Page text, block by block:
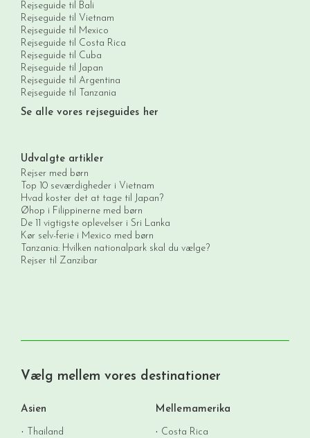
Rejseguide til Bali
Rejseguide til Vietnam
Rejseguide til Mexico
Rejseguide til Costa Rica
Rejseguide til Cuba
Rejseguide til Japan
Rejseguide til Argentina
Rejseguide til Tanzania
Se alle vores rejseguides her
Udvalgte artikler
Rejser med børn
Top 10 seværdigheder i Vietnam
Hvad koster det at tage til Japan?
Øhop i Filippinerne med børn
De 11 vigtigste oplevelser i Sri Lanka
Kør selv-ferie i Mexico med børn
Tanzania: Hvilken nationalpark skal du vælge?
Rejser til Zanzibar
Vælg mellem vores destinationer
Asien
Thailand
Mellemamerika
Costa Rica